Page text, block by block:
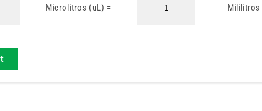
Microlitros (uL) = Mililitros